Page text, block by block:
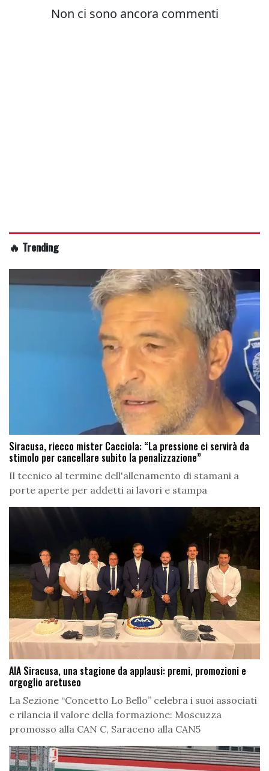
🔥 Trending
Siracusa, riecco mister Cacciola: “La pressione ci servirà da
stimolo per cancellare subito la penalizzazione”
Il tecnico al termine dell'allenamento di stamani a
porte aperte per addetti ai lavori e stampa
AIA Siracusa, una stagione da applausi: premi, promozioni e
orgoglio aretuseo
La Sezione “Concetto Lo Bello” celebra i suoi associati
e rilancia il valore della formazione: Moscuzza
promosso alla CAN C, Saraceno alla CAN5